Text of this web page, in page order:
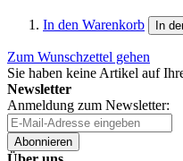
In den Warenkorb In
Zum Wunschzettel gehen
Sie haben keine Artikel auf
Newsletter
Anmeldung zum Newsletter:
Abonnieren